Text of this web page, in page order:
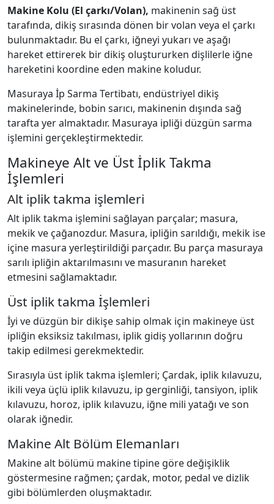
Makine Kolu (El çarkı/Volan), makinenin sağ üst
tarafında, dikiş sırasında dönen bir volan veya el çarkı
bulunmaktadır. Bu el çarkı, iğneyi yukarı ve aşağı
hareket ettirerek bir dikiş oluştururken dişlilerle iğne
hareketini koordine eden makine koludur.
Masuraya İp Sarma Tertibatı, endüstriyel dikiş
makinelerinde, bobin sarıcı, makinenin dışında sağ
tarafta yer almaktadır. Masuraya ipliği düzgün sarma
işlemini gerçekleştirmektedir.
Makineye Alt ve Üst İplik Takma
İşlemleri
Alt iplik takma işlemleri
Alt iplik takma işlemini sağlayan parçalar; masura,
mekik ve çağanozdur. Masura, ipliğin sarıldığı, mekik ise
içine masura yerleştirildiği parçadır. Bu parça masuraya
sarılı ipliğin aktarılmasını ve masuranın hareket
etmesini sağlamaktadır.
Üst iplik takma İşlemleri
İyi ve düzgün bir dikişe sahip olmak için makineye üst
ipliğin eksiksiz takılması, iplik gidiş yollarının doğru
takip edilmesi gerekmektedir.
Sırasıyla üst iplik takma işlemleri; Çardak, iplik kılavuzu,
ikili veya üçlü iplik kılavuzu, ip gerginliği, tansiyon, iplik
kılavuzu, horoz, iplik kılavuzu, iğne mili yatağı ve son
olarak iğnedir.
Makine Alt Bölüm Elemanları
Makine alt bölümü makine tipine göre değişiklik
göstermesine rağmen; çardak, motor, pedal ve dizlik
gibi bölümlerden oluşmaktadır.